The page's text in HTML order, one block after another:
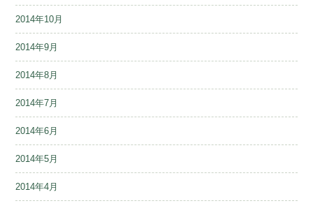
2014年10月
2014年9月
2014年8月
2014年7月
2014年6月
2014年5月
2014年4月